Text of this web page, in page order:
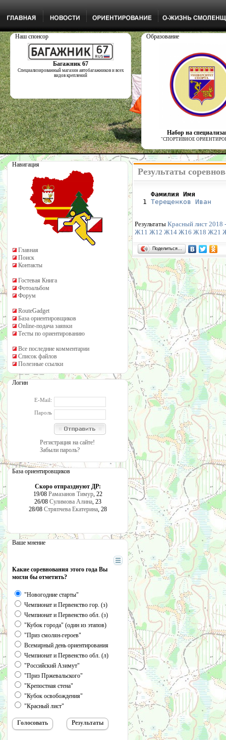
Наш спонсор
Багажник 67
Специализированный магазин автобагажников и всех
видов креплений
Образование
Набор на
"СПОРТИВНОЕ
Навигация
Главная
Поиск
Контакты
Гостевая Книга
Фотоальбом
Форум
RouteGadget
База ориентировщиков
Online-подача заявки
Тесты по ориентированию
Все последние комментарии
Список файлов
Полезные ссылки
Логин
E-Mail:
Пароль
Регистрация на сайте!
Забыли пароль?
База ориентировщиков
Скоро отпразднуют ДР:
19/08 Рамазанов Тимур, 22
26/08 Сулимова Алина, 23
28/08 Стряпчева Екатерина, 28
Ваше мнение
Какие соревнования этого года Вы
могли бы отметить?
"Новогодние старты"
Чемпионат и Первенство гор. (з)
Чемпионат и Первенство обл. (з)
"Кубок города" (один из этапов)
"Приз смолян-героев"
Всемирный день ориентирования
Чемпионат и Первенство обл. (л)
"Российский Азимут"
"Приз Пржевальского"
"Крепостная стена"
"Кубок освобождения"
"Красный лист"
Результаты
Фамилия Имя
1 Терещенков Иван
Результаты Красный лист 2018
Ж11 Ж12 Ж14 Ж16 Ж18 Ж21
Поделиться…